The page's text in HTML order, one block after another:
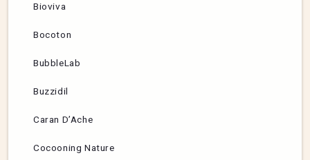
Bioviva
Bocoton
BubbleLab
Buzzidil
Caran D’Ache
Cocooning Nature